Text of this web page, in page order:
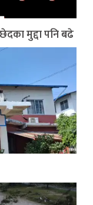
मुद्दा पनि बढे